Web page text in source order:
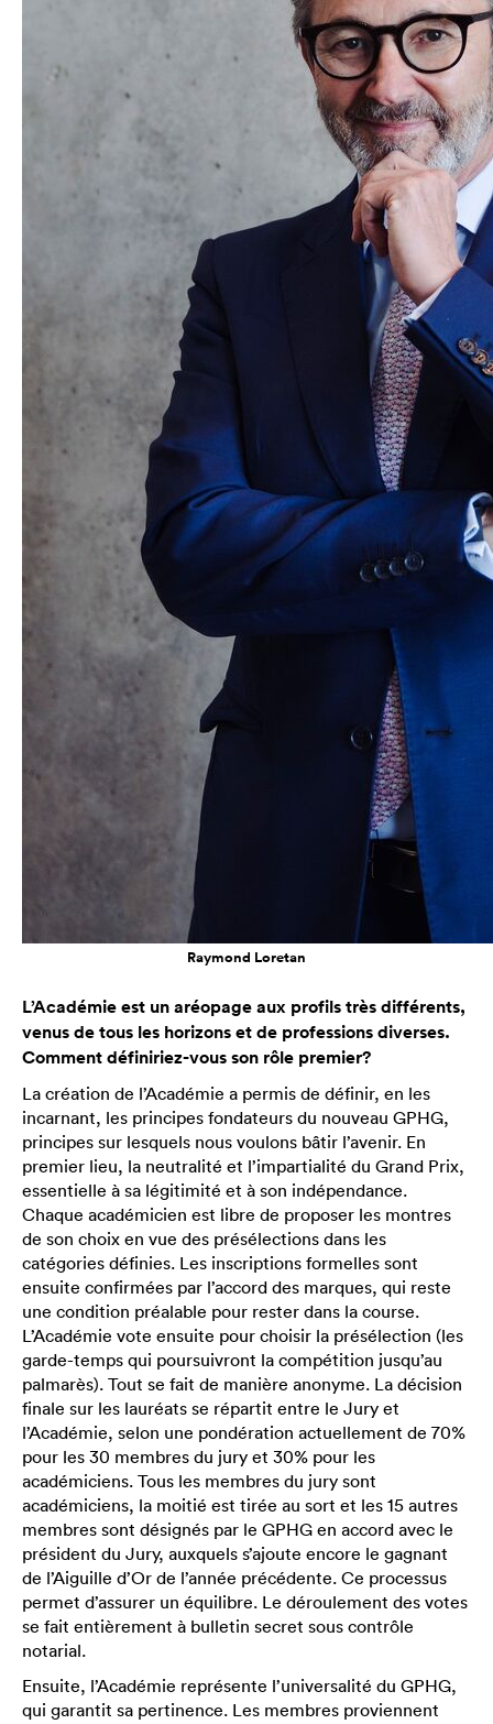
Raymond Loretan
L’Académie est un aréopage aux profils très différents,
venus de tous les horizons et de professions diverses.
Comment définiriez-vous son rôle premier?
La création de l’Académie a permis de définir, en les
incarnant, les principes fondateurs du nouveau GPHG,
principes sur lesquels nous voulons bâtir l’avenir. En
premier lieu, la neutralité et l’impartialité du Grand Prix,
essentielle à sa légitimité et à son indépendance.
Chaque académicien est libre de proposer les montres
de son choix en vue des présélections dans les
catégories définies. Les inscriptions formelles sont
ensuite confirmées par l’accord des marques, qui reste
une condition préalable pour rester dans la course.
L’Académie vote ensuite pour choisir la présélection (les
garde-temps qui poursuivront la compétition jusqu’au
palmarès). Tout se fait de manière anonyme. La décision
finale sur les lauréats se répartit entre le Jury et
l’Académie, selon une pondération actuellement de 70%
pour les 30 membres du jury et 30% pour les
académiciens. Tous les membres du jury sont
académiciens, la moitié est tirée au sort et les 15 autres
membres sont désignés par le GPHG en accord avec le
président du Jury, auxquels s’ajoute encore le gagnant
de l’Aiguille d’Or de l’année précédente. Ce processus
permet d’assurer un équilibre. Le déroulement des votes
se fait entièrement à bulletin secret sous contrôle
notarial.
Ensuite, l’Académie représente l’universalité du GPHG,
qui garantit sa pertinence. Les membres proviennent